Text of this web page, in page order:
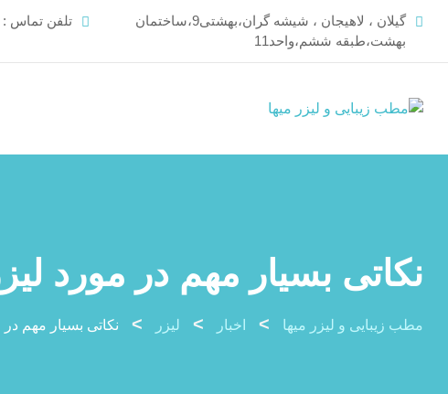
گیلان ، لاهیجان ، شیشه گران،بهشتی9،ساختمان
بهشت،طبقه ششم،واحد11
تلفن تماس :
نکاتی بسیار مهم در مورد
مطب زیبایی و لیزر میها > اخبار > لیزر > نکاتی بسیار مهم در